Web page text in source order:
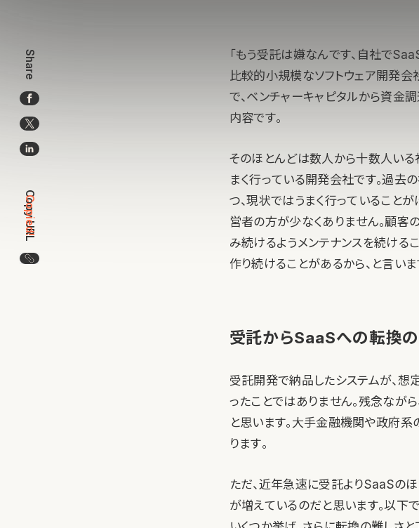
Share
Copy URL
Copied!
この記事のURLをコピー
「もう受託は嫌なんです、自社で
比較的小規模なソフトウェア開発
で、ベンチャーキャピタルから資金
内容です。
そのほとんどは数人から十数人いる
まく行っている開発会社です。過去
つ、現状ではうまく行っていること
営者の方が少なくありません。顧客
み続けるようメンテナンスを続ける
作り続けることがあるから、と言いま
受託からSaaSへの転換
受託開発で納品したシステムが、想
ったことではありません。残念なが
と思います。大手金融機関や政府
ります。
ただ、近年急速に受託よりSaaSの
が増えているのだと思います。以下